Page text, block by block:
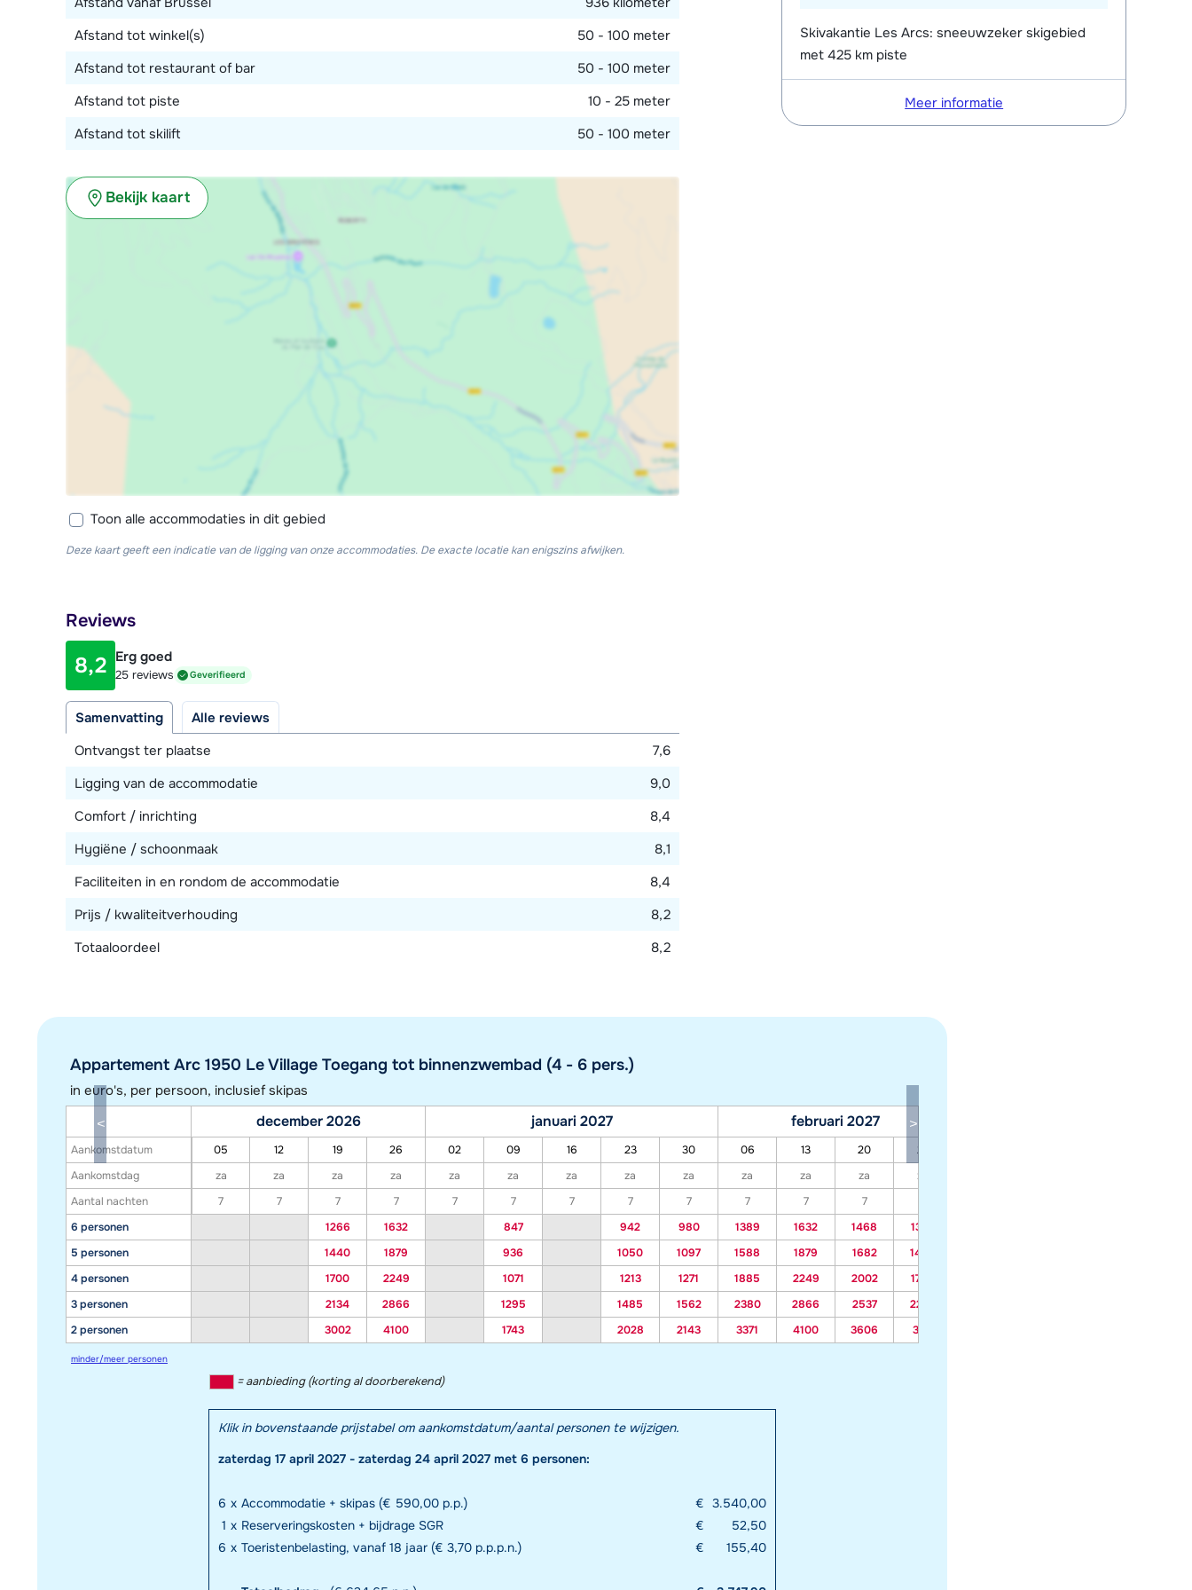
Afstand tot winkel(s)
50 - 100 meter
Afstand tot restaurant of bar
50 - 100 meter
Afstand tot piste
10 - 25 meter
Afstand tot skilift
50 - 100 meter
Bekijk kaart
Toon alle accommodaties in dit gebied
Deze kaart geeft een indicatie van de ligging van onze accommodaties. De exacte locatie kan enigszins afwijken.
Reviews
8,2 Erg goed
25 reviews Geverifieerd
Samenvatting
Alle reviews
Ontvangst ter plaatse
7,6
Ligging van de accommodatie
9,0
Comfort / inrichting
8,4
Hygiëne / schoonmaak
8,1
Faciliteiten in en rondom de accommodatie
8,4
Prijs / kwaliteitverhouding
8,2
Totaaloordeel
8,2
Appartement Arc 1950 Le Village Toegang tot binnenzwembad (4 - 6 pers.)
in euro's, per persoon, inclusief skipas
Aankomstdatum
Aankomstdag
Aantal nachten
6 personen
5 personen
4 personen
3 personen
2 personen
december 2026 januari 2027 februari 2027
05 12 19 26 02 09 16 23 30 06 13 20 27
za
za za za za za za za za za za za za
7
7 7 7 7 7 7 7 7 7 7 7
1266
1632 847 942 980 1389 1632 1468 1303
1440
1879 936 1050 1097 1588 1879 1682 1484
1700
2249 1071 1213 1271 1885 2249 2002 1756
2134
2866 1295 1485 1562 2380 2866 2537 2208
3002
4100 1743 2028 2143 3371 4100 3606 3113
minder/meer personen
= aanbieding (korting al doorberekend)
Klik in bovenstaande prijstabel om aankomstdatum/aantal personen te wijzigen.
zaterdag 17 april 2027 - zaterdag 24 april 2027 met 6 personen:
6 x Accommodatie + skipas (€ 590,00 p.p.) € 3.540,00
1 x Reserveringskosten + bijdrage SGR €
52,50
6 x Toeristenbelasting, vanaf 18 jaar (€ 3,70 p.p.p.n.) € 155,40
Skivakantie Les Arcs: sneeuwzeker skigebied
met 425 km piste
Meer informatie